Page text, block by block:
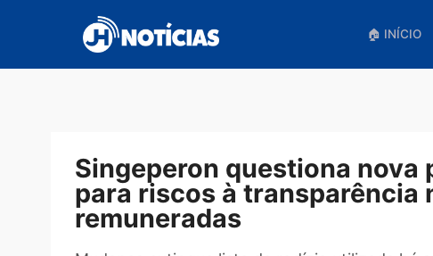
conteúdo
🏠
Singeperon questiona
para riscos à